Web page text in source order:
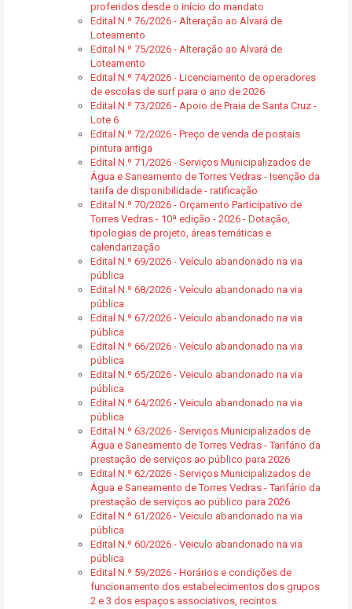
proferidos desde o início do mandato
Edital N.º 76/2026 - Alteração ao Alvará de
Loteamento
Edital N.º 75/2026 - Alteração ao Alvará de
Loteamento
Edital N.º 74/2026 - Licenciamento de operadores
de escolas de surf para o ano de 2026
Edital N.º 73/2026 - Apoio de Praia de Santa Cruz -
Lote 6
Edital N.º 72/2026 - Preço de venda de postais
pintura antiga
Edital N.º 71/2026 - Serviços Municipalizados de
Água e Saneamento de Torres Vedras - Isenção da
tarifa de disponibilidade - ratificação
Edital N.º 70/2026 - Orçamento Participativo de
Torres Vedras - 10ª edição - 2026 - Dotação,
tipologias de projeto, áreas temáticas e
calendarização
Edital N.º 69/2026 - Veículo abandonado na via
pública
Edital N.º 68/2026 - Veículo abandonado na via
pública
Edital N.º 67/2026 - Veículo abandonado na via
pública
Edital N.º 66/2026 - Veículo abandonado na via
pública
Edital N.º 65/2026 - Veiculo abandonado na via
pública
Edital N.º 64/2026 - Veiculo abandonado na via
pública
Edital N.º 63/2026 - Serviços Municipalizados de
Água e Saneamento de Torres Vedras - Tarifário da
prestação de serviços ao público para 2026
Edital N.º 62/2026 - Serviços Municipalizados de
Água e Saneamento de Torres Vedras - Tarifário da
prestação de serviços ao público para 2026
Edital N.º 61/2026 - Veiculo abandonado na via
pública
Edital N.º 60/2026 - Veiculo abandonado na via
pública
Edital N.º 59/2026 - Horários e condições de
funcionamento dos estabelecimentos dos grupos
2 e 3 dos espaços associativos, recintos